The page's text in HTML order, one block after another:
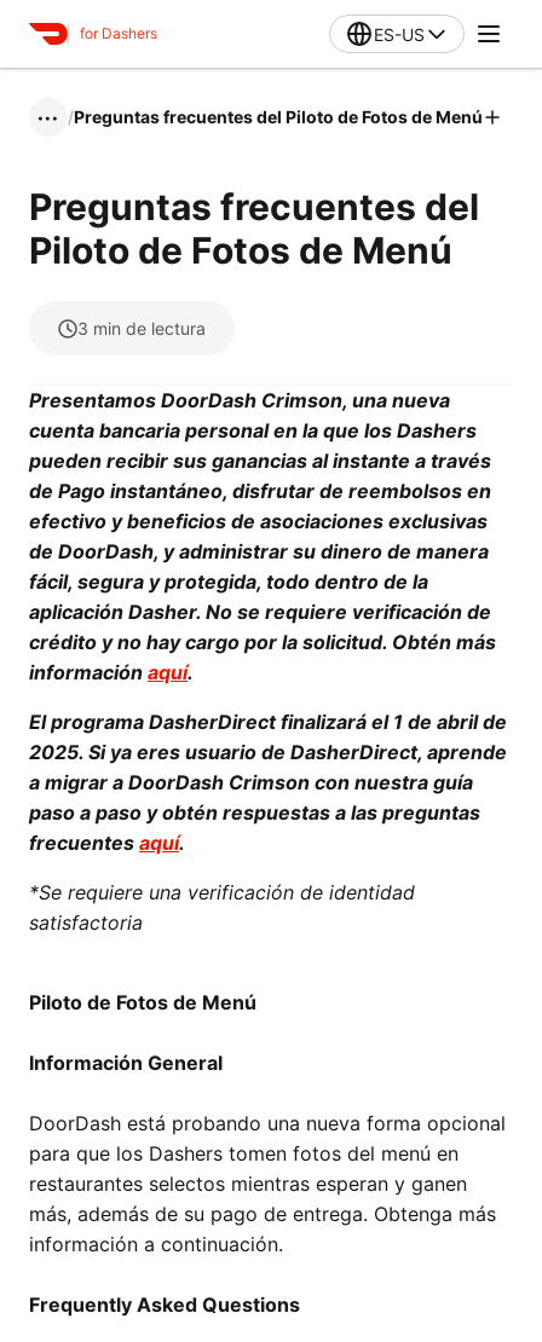
for Dashers ES-US
••• /Preguntas frecuentes del Piloto de Fotos de Menú
Preguntas frecuentes del
Piloto de Fotos de Menú
3 min de lectura
Presentamos DoorDash Crimson, una nueva
cuenta bancaria personal en la que los Dashers
pueden recibir sus ganancias al instante a través
de Pago instantáneo, disfrutar de reembolsos en
efectivo y beneficios de asociaciones exclusivas
de DoorDash, y administrar su dinero de manera
fácil, segura y protegida, todo dentro de la
aplicación Dasher. No se requiere verificación de
crédito y no hay cargo por la solicitud. Obtén más
información aquí.
El programa DasherDirect finalizará el 1 de abril de
2025. Si ya eres usuario de DasherDirect, aprende
a migrar a DoorDash Crimson con nuestra guía
paso a paso y obtén respuestas a las preguntas
frecuentes aquí.
*Se requiere una verificación de identidad
satisfactoria
Piloto de Fotos de Menú
Información General
DoorDash está probando una nueva forma opcional
para que los Dashers tomen fotos del menú en
restaurantes selectos mientras esperan y ganen
más, además de su pago de entrega. Obtenga más
información a continuación.
Frequently Asked Questions